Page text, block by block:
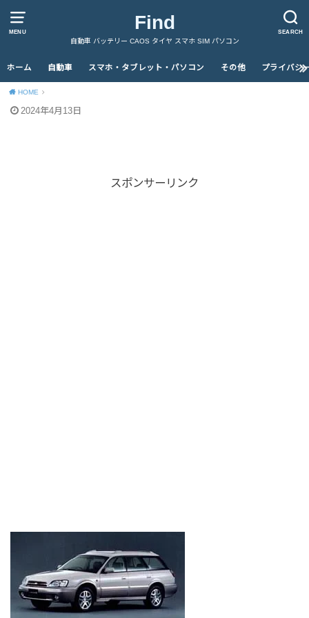
MENU SEARCH
Find
自動車 バッテリー CAOS タイヤ スマホ SIM パソコン
ホーム 自動車 スマホ・タブレット・パソコン その他 プライバシ
HOME
2024年4月13日
スポンサーリンク